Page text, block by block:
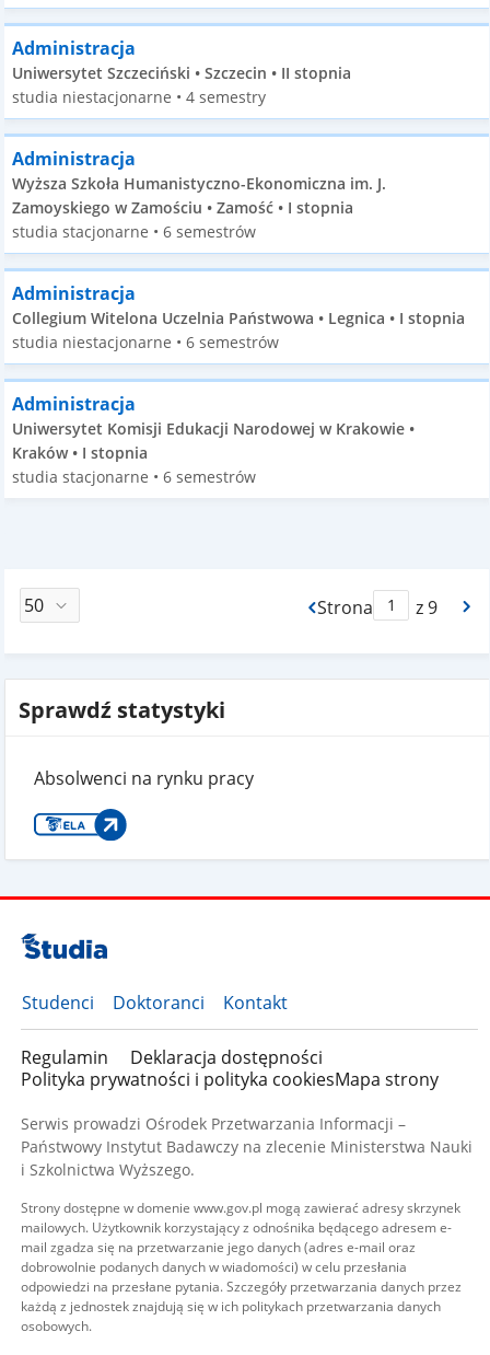
Administracja
Uniwersytet Szczeciński • Szczecin • II stopnia
studia niestacjonarne • 4 semestry
Administracja
Wyższa Szkoła Humanistyczno-Ekonomiczna im. J.
Zamoyskiego w Zamościu • Zamość • I stopnia
studia stacjonarne • 6 semestrów
Administracja
Collegium Witelona Uczelnia Państwowa • Legnica • I stopnia
studia niestacjonarne • 6 semestrów
Administracja
Uniwersytet Komisji Edukacji Narodowej w Krakowie •
Kraków • I stopnia
studia stacjonarne • 6 semestrów
Strona
Max Stronaz 9
Sprawdź statystyki
Absolwenci na rynku pracy
Studenci Doktoranci Kontakt
Regulamin
Deklaracja dostępności
Polityka prywatności i polityka cookiesMapa strony
Serwis prowadzi Ośrodek Przetwarzania Informacji –
Państwowy Instytut Badawczy na zlecenie Ministerstwa Nauki
i Szkolnictwa Wyższego.
Strony dostępne w domenie www.gov.pl mogą zawierać adresy skrzynek
mailowych. Użytkownik korzystający z odnośnika będącego adresem e-
mail zgadza się na przetwarzanie jego danych (adres e-mail oraz
dobrowolnie podanych danych w wiadomości) w celu przesłania
odpowiedzi na przesłane pytania. Szczegóły przetwarzania danych przez
każdą z jednostek znajdują się w ich politykach przetwarzania danych
osobowych.